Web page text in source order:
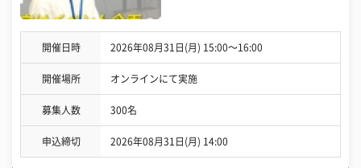
開催日時 2026年08月31日(月) 15:00〜16:00
開催場所 オンラインにて実施
募集人数 300名
申込締切 2026年08月31日(月) 14:00